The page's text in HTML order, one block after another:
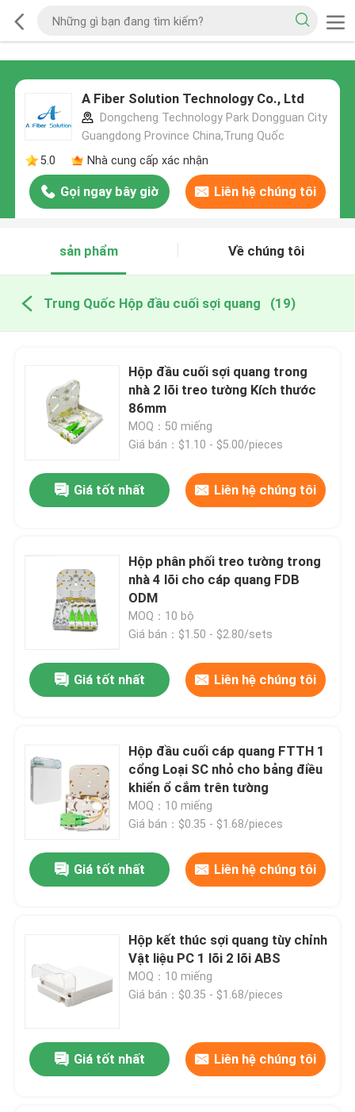
A Fiber Solution Technology Co., Ltd
Dongcheng Technology Park Dongguan City
Guangdong Province China,Trung Quốc
5.0
Nhà cung cấp xác nhận
Gọi ngay bây giờ Liên hệ chúng tôi
sản phẩm Về chúng tôi
Trung Quốc Hộp đầu cuối sợi quang (19)
Hộp đầu cuối sợi quang trong
nhà 2 lõi treo tường Kích thước
86mm
MOQ：50 miếng
Giá bán：$1.10 - $5.00/pieces
Giá tốt nhất Liên hệ chúng tôi
Hộp phân phối treo tường trong
nhà 4 lõi cho cáp quang FDB
ODM
MOQ：10 bộ
Giá bán：$1.50 - $2.80/sets
Giá tốt nhất Liên hệ chúng tôi
Hộp đầu cuối cáp quang FTTH 1
cổng Loại SC nhỏ cho bảng điều
khiển ổ cắm trên tường
MOQ：10 miếng
Giá bán：$0.35 - $1.68/pieces
Giá tốt nhất Liên hệ chúng tôi
Hộp kết thúc sợi quang tùy chỉnh
Vật liệu PC 1 lõi 2 lõi ABS
MOQ：10 miếng
Giá bán：$0.35 - $1.68/pieces
Giá tốt nhất Liên hệ chúng tôi